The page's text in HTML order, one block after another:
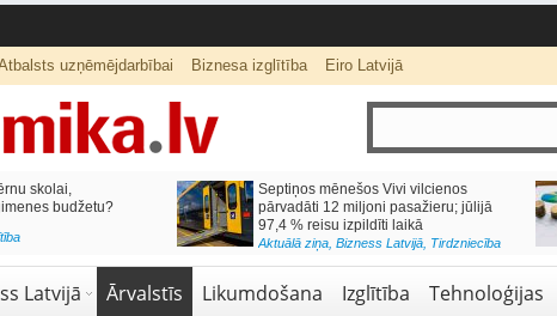
uzņēmējdarbībai Biznesa izglītība Eiro Latvijā
skolai,
budžetu?
Septiņos mēnešos Vivi vilcienos
pārvadāti 12 miljoni pasažieru; jūlijā
97,4 % reisu izpildīti laikā
Aktuālā ziņa, Bizness Latvijā, Tirdzniecība
Latvijā Ārvalstīs Likumdošana Izglītība Tehnoloģijas